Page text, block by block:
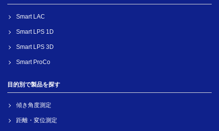
Smart LAC
Smart LPS 1D
Smart LPS 3D
Smart ProCo
目的別で製品を探す
傾き角度測定
距離・変位測定